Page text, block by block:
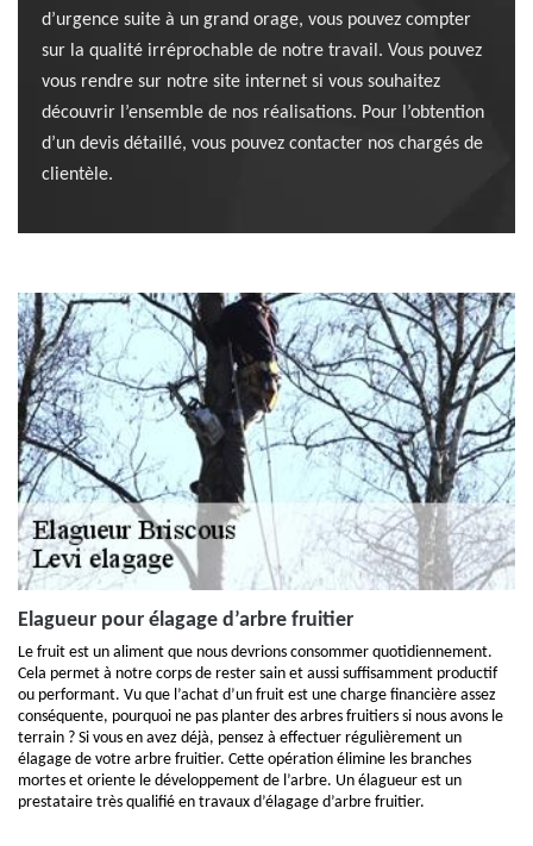
d’urgence suite à un grand orage, vous pouvez compter
sur la qualité irréprochable de notre travail. Vous pouvez
vous rendre sur notre site internet si vous souhaitez
découvrir l’ensemble de nos réalisations. Pour l’obtention
d’un devis détaillé, vous pouvez contacter nos chargés de
clientèle.
Elagueur pour élagage d’arbre fruitier
Le fruit est un aliment que nous devrions consommer quotidiennement.
Cela permet à notre corps de rester sain et aussi suffisamment productif
ou performant. Vu que l’achat d’un fruit est une charge financière assez
conséquente, pourquoi ne pas planter des arbres fruitiers si nous avons le
terrain ? Si vous en avez déjà, pensez à effectuer régulièrement un
élagage de votre arbre fruitier. Cette opération élimine les branches
mortes et oriente le développement de l’arbre. Un élagueur est un
prestataire très qualifié en travaux d’élagage d’arbre fruitier.